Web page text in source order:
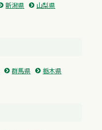
新潟県
山梨県
群馬県
栃木県